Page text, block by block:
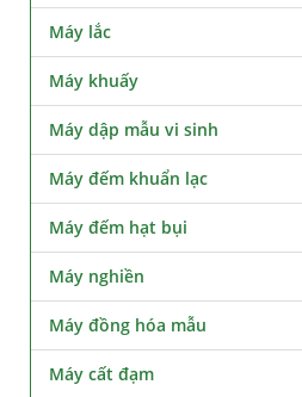
Máy lắc
Máy khuấy
Máy dập mẫu vi sinh
Máy đếm khuẩn lạc
Máy đếm hạt bụi
Máy nghiền
Máy đồng hóa mẫu
Máy cất đạm